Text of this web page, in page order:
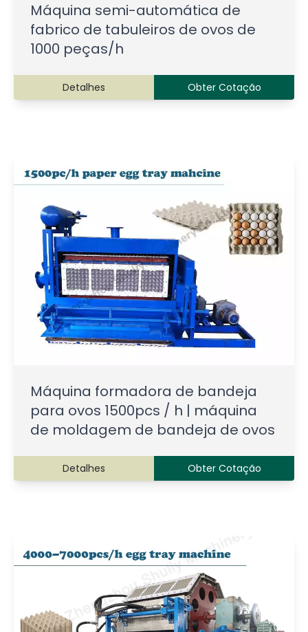
Máquina semi-automática de
fabrico de tabuleiros de ovos de
1000 peças/h
Detalhes Obter Cotação
Máquina formadora de bandeja
para ovos 1500pcs / h | máquina
de moldagem de bandeja de ovos
Detalhes Obter Cotação